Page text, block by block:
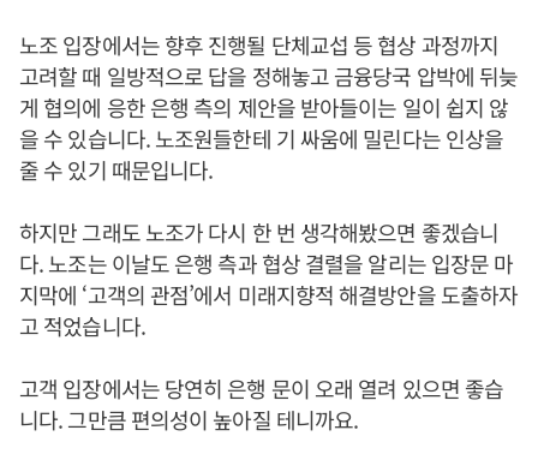
노조 입장에서는 향후 진행될 단체교섭 등 협상 과정까지
고려할 때 일방적으로 답을 정해놓고 금융당국 압박에 뒤늦
게 협의에 응한 은행 측의 제안을 받아들이는 일이 쉽지 않
을 수 있습니다. 노조원들한테 기 싸움에 밀린다는 인상을
줄 수 있기 때문입니다.
하지만 그래도 노조가 다시 한 번 생각해봤으면 좋겠습니
다. 노조는 이날도 은행 측과 협상 결렬을 알리는 입장문 마
지막에 ‘고객의 관점’에서 미래지향적 해결방안을 도출하자
고 적었습니다.
고객 입장에서는 당연히 은행 문이 오래 열려 있으면 좋습
니다. 그만큼 편의성이 높아질 테니까요.